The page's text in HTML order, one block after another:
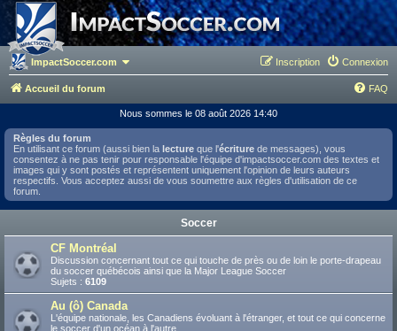
ImpactSoccer.com Connexion
Inscription
Accueil du forum FAQ
Nous sommes le 08 août 2026 14:40
Règles du forum
En utilisant ce forum (aussi bien la lecture que l'écriture de messages), vous
consentez à ne pas tenir pour responsable l'équipe d'impactsoccer.com des textes et
images qui y sont postés et représentent uniquement l'opinion de leurs auteurs
respectifs. Vous acceptez aussi de vous soumettre aux règles d'utilisation de ce
forum.
Soccer
CF Montréal
Discussion concernant tout ce qui touche de près ou de loin le porte-drapeau
du soccer québécois ainsi que la Major League Soccer
Sujets : 6109
Au (ô) Canada
L'équipe nationale, les Canadiens évoluant à l'étranger, et tout ce qui concerne
le soccer d'un océan à l'autre